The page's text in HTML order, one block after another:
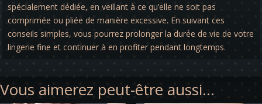
spécialement dédiée, en veillant à ce qu’elle ne soit pas
comprimée ou pliée de manière excessive. En suivant ces
conseils simples, vous pourrez prolonger la durée de vie de votre
lingerie fine et continuer à en profiter pendant longtemps.
Vous aimerez peut-être aussi…